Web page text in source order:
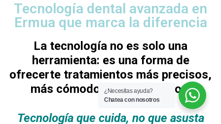
Tecnología dental avanzada en
Ermua que marca la diferencia
La tecnología no es solo una
herramienta: es una forma de
ofrecerte tratamientos más precisos,
más cómodos y más seguros.
Tecnología que cuida, no que asusta
¿Necesitas ayuda?
Chatea con nosotros